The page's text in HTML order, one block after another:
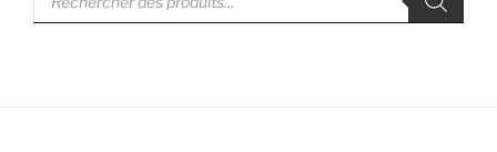
produits